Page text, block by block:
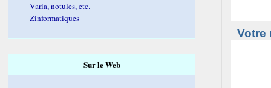
Votre
Varia, notules, etc.
Zinformatiques
Sur le Web